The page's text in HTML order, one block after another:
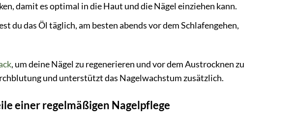
damit es optimal in die Haut und die Nägel einziehen kann.
du das Öl täglich, am besten abends vor dem Schlafengehen,
, um deine Nägel zu regenerieren und vor dem Austrocknen zu
und unterstützt das Nagelwachstum zusätzlich.
einer regelmäßigen Nagelpflege